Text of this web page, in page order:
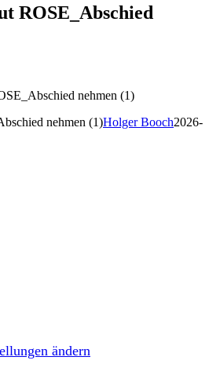
ROSE_Abschied
nehmen (1)
nehmen (1)Holger Booch2026-
ändern